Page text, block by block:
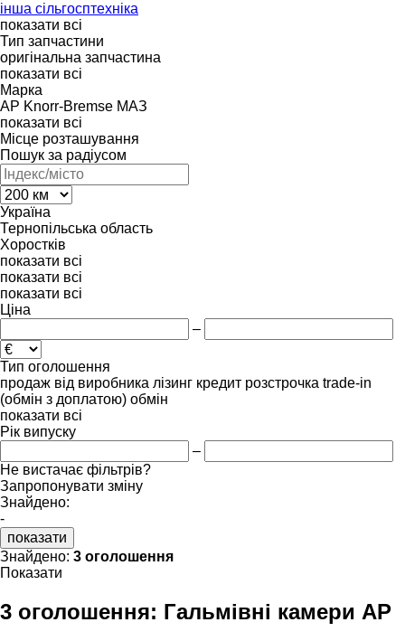
інша сільгосптехніка
показати всі
Тип запчастини
оригінальна запчастина
показати всі
Марка
AP Knorr-Bremse МАЗ
показати всі
Місце розташування
Пошук за радіусом
Україна
Тернопільська область
Хоростків
показати всі
показати всі
показати всі
Ціна
–
Тип оголошення
продаж від виробника лізинг кредит розстрочка trade-in
(обмін з доплатою) обмін
показати всі
Рік випуску
–
Не вистачає фільтрів?
Запропонувати зміну
Знайдено:
-
показати
Знайдено: 3 оголошення
Показати
3 оголошення: Гальмівні камери AP